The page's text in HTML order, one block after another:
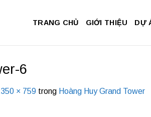
TRANG CHỦ GIỚI THIỆU DỰ
6
× 759 trong Hoàng Huy Grand Tower